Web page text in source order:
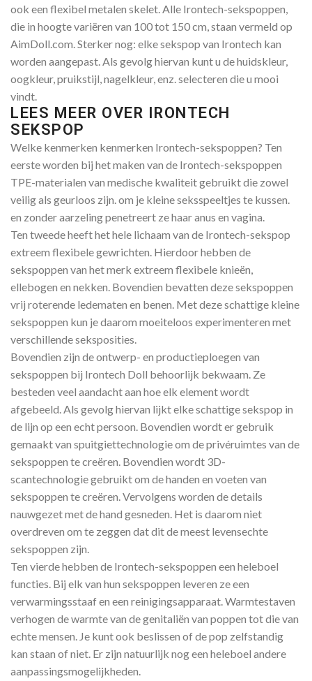
ook een flexibel metalen skelet. Alle Irontech-sekspoppen,
die in hoogte variëren van 100 tot 150 cm, staan vermeld op
AimDoll.com. Sterker nog: elke sekspop van Irontech kan
worden aangepast. Als gevolg hiervan kunt u de huidskleur,
oogkleur, pruikstijl, nagelkleur, enz. selecteren die u mooi
vindt.
LEES MEER OVER IRONTECH
SEKSPOP
Welke kenmerken kenmerken Irontech-sekspoppen? Ten
eerste worden bij het maken van de Irontech-sekspoppen
TPE-materialen van medische kwaliteit gebruikt die zowel
veilig als geurloos zijn. om je kleine seksspeeltjes te kussen.
en zonder aarzeling penetreert ze haar anus en vagina.
Ten tweede heeft het hele lichaam van de Irontech-sekspop
extreem flexibele gewrichten. Hierdoor hebben de
sekspoppen van het merk extreem flexibele knieën,
ellebogen en nekken. Bovendien bevatten deze sekspoppen
vrij roterende ledematen en benen. Met deze schattige kleine
sekspoppen kun je daarom moeiteloos experimenteren met
verschillende seksposities.
Bovendien zijn de ontwerp- en productieploegen van
sekspoppen bij Irontech Doll behoorlijk bekwaam. Ze
besteden veel aandacht aan hoe elk element wordt
afgebeeld. Als gevolg hiervan lijkt elke schattige sekspop in
de lijn op een echt persoon. Bovendien wordt er gebruik
gemaakt van spuitgiettechnologie om de privéruimtes van de
sekspoppen te creëren. Bovendien wordt 3D-
scantechnologie gebruikt om de handen en voeten van
sekspoppen te creëren. Vervolgens worden de details
nauwgezet met de hand gesneden. Het is daarom niet
overdreven om te zeggen dat dit de meest levensechte
sekspoppen zijn.
Ten vierde hebben de Irontech-sekspoppen een heleboel
functies. Bij elk van hun sekspoppen leveren ze een
verwarmingsstaaf en een reinigingsapparaat. Warmtestaven
verhogen de warmte van de genitaliën van poppen tot die van
echte mensen. Je kunt ook beslissen of de pop zelfstandig
kan staan of niet. Er zijn natuurlijk nog een heleboel andere
aanpassingsmogelijkheden.